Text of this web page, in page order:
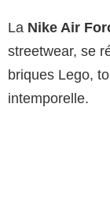
La Nike Air
streetwear, se
briques Lego,
intemporelle.